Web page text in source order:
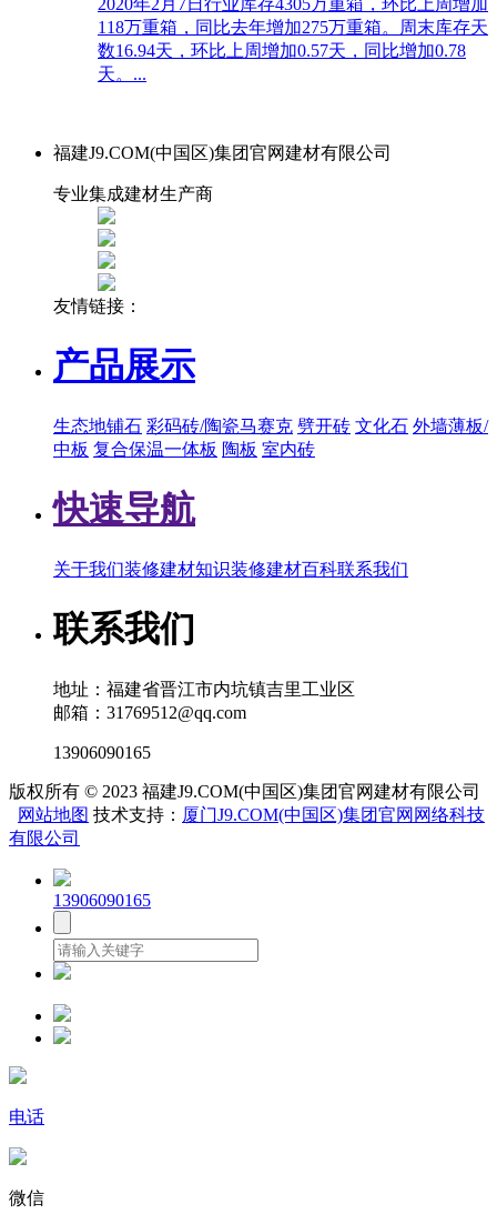
118万重箱，同比去年增加275万重箱。周末库存天
数16.94天，环比上周增加0.57天，同比增加0.78
天。...
福建J9.COM(中国区)集团官网建材有限公司
专业集成建材生产商
友情链接：
产品展示
生态地铺石 彩码砖/陶瓷马赛克 劈开砖 文化石 外墙薄板/
中板 复合保温一体板 陶板 室内砖
快速导航
关于我们装修建材知识装修建材百科联系我们
联系我们
地址：福建省晋江市内坑镇吉里工业区
邮箱：31769512@qq.com
13906090165
版权所有 © 2023 福建J9.COM(中国区)集团官网建材有限公司
网站地图 技术支持： 厦门J9.COM(中国区)集团官网网络科技
有限公司
13906090165
电话
微信